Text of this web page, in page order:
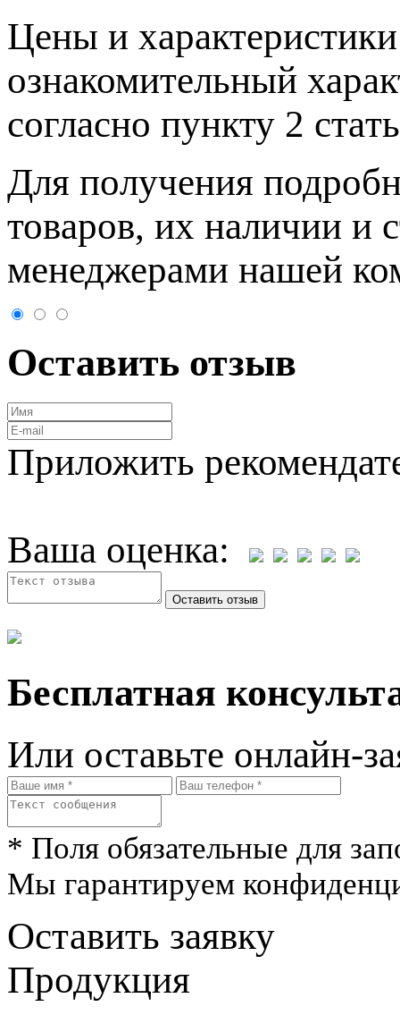
Цeны и
ознакомительный
согласно пункту 2
Для пoлучения
товaров, их нaличии и
менеджерами нашей
Оставить отзыв
Приложить
Ваша оценка:
Бесплатная
Или оставьте онлайн-
* Поля обязательные для
Мы гарантируем
Оставить заявку
Продукция